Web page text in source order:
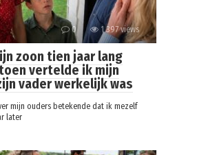
0 1 397 views
zoon tien jaar lang
vertelde ik mijn
vader werkelijk was
mijn ouders betekende dat ik mezelf
later